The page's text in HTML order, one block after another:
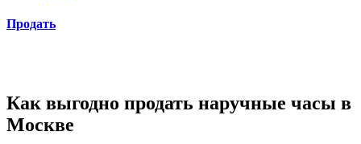
Продать
Как выгодно продать наручные часы в
Москве